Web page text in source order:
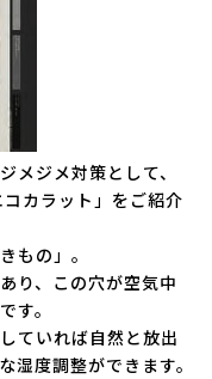
メジメ対策として、
カラット」をご紹介
もの」。
り、この穴が空気中
す。
ていれば自然と放出
湿度調整ができます。